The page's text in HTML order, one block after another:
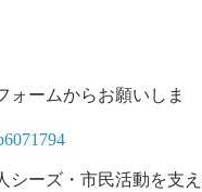
ームからお願いしま
ーズ・市民活動を支え